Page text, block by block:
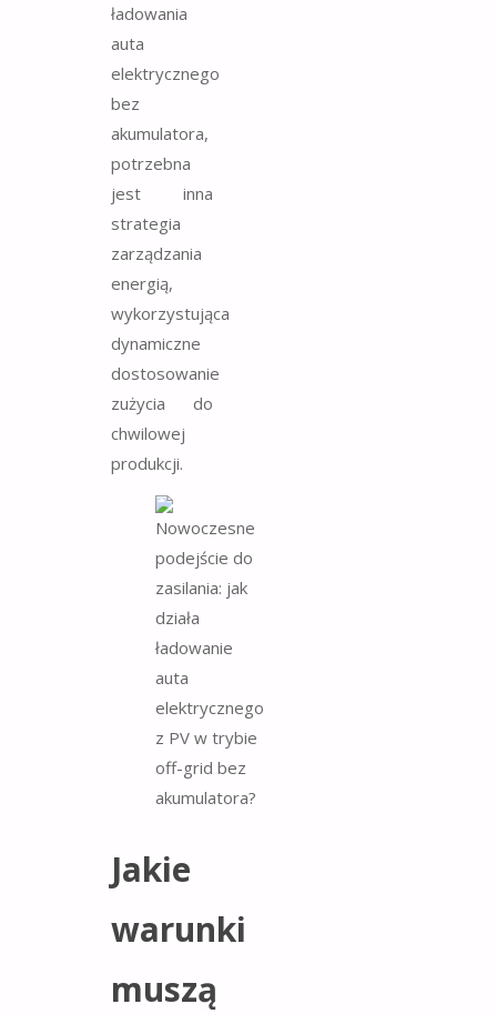
ładowania
auta
elektrycznego
bez
akumulatora,
potrzebna
jest inna
strategia
zarządzania
energią,
wykorzystująca
dynamiczne
dostosowanie
zużycia do
chwilowej
produkcji.
Jakie
warunki
muszą